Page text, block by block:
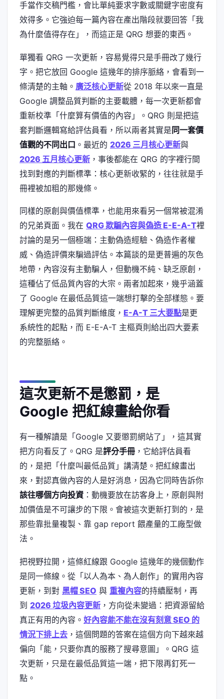
手當作交稿門檻，會比單純要求字數或關鍵字密度有
效得多。它強迫每一篇內容在產出階段就要回答「我
為什麼值得存在」，而這正是 QRG 想要的東西。
單獨看 QRG 一次更新，容易覺得只是手冊改了幾行
字。把它放回 Google 這幾年的排序脈絡，會看到一
條清楚的主軸。 廣泛核心更新從 2018 年以來一直是
Google 調整品質判斷的主要載體，每一次更新都會
重新校準「什麼算有價值的內容」。QRG 則是把這
套判斷邏輯寫給評估員看，所以兩者其實是同一套價
值觀的不同出口 。最近的 2026 三月核心更新與
2026 五月核心更新 ，事後都能在 QRG 的字裡行間
找到對應的判斷標準：核心更新收緊的，往往就是手
冊裡被加粗的那幾條。
同樣的原創與價值標準，也能用來看另一個常被混淆
的兄弟頁面。我在 QRG 欺騙內容與偽造 E-E-A-T裡
討論的是另一個極端：主動偽造經驗、偽造作者權
威、偽造評價來騙過評估。本篇談的是更普遍的灰色
地帶，內容沒有主動騙人，但動機不純、缺乏原創，
這種佔了低品質內容的大宗。兩者加起來，幾乎涵蓋
了 Google 在最低品質這一端想打擊的全部樣態。要
理解更完整的品質判斷維度， E-A-T 三大要點是更
系統性的起點，而 E-E-A-T 主樞頁則給出四大要素
的完整脈絡。
這次更新不是懲罰，是
Google 把紅線畫給你看
有一種解讀是「Google 又要懲罰網站了」，這其實
把方向看反了。QRG 是評分手冊 ，它給評估員看
的，是把「什麼叫最低品質」講清楚。把紅線畫出
來，對認真做內容的人是好消息，因為它同時告訴你
該往哪個方向投資：動機要放在訪客身上，原創與附
加價值是不可讓步的下限。會被這次更新打到的，是
那些靠批量複製、靠 gap report 餵產量的工廠型做
法。
把視野拉開，這條紅線跟 Google 這幾年的幾個動作
是同一條線。從「以人為本、為人創作」的實用內容
更新，到對 黑帽 SEO 與 重複內容的持續壓制，再
到 2026 垃圾內容更新 ，方向從未變過：把資源留給
真正有用的內容。 好內容能不能在沒有刻意 SEO 的
情況下排上去 ，這個問題的答案在這個方向下越來越
偏向「能，只要你真的服務了搜尋意圖」。QRG 這
次更新，只是在最低品質這一端，把下限再釘死一
點。